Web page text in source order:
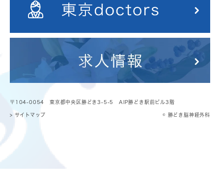
〒104-0054 東京都中央区勝どき3-5-5 AIP勝どき駅前ビル3階
> サイトマップ © 勝どき脳神経外科